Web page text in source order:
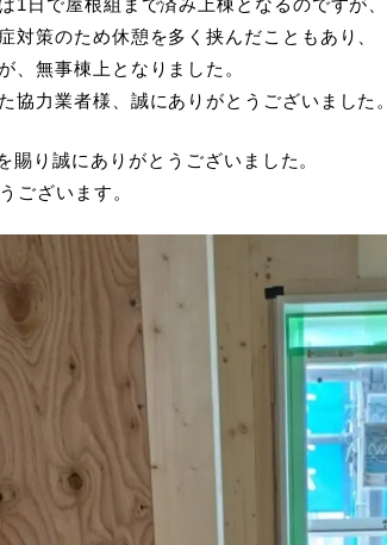
1日で屋根組まで済み上棟となるのですが、
対策のため休憩を多く挟んだこともあり、
、無事棟上となりました。
協力業者様、誠にありがとうございました。
賜り誠にありがとうございました。
ございます。